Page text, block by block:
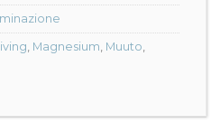
Magnesium Muuto